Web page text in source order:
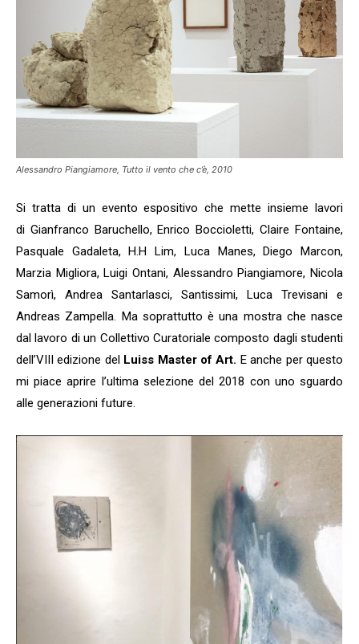
Alessandro Piangiamore, Tutto il vento che c’è, 2010
Si tratta di un evento espositivo che mette insieme lavori
di Gianfranco Baruchello, Enrico Boccioletti, Claire Fontaine,
Pasquale Gadaleta, H.H Lim, Luca Manes, Diego Marcon,
Marzia Migliora, Luigi Ontani, Alessandro Piangiamore, Nicola
Samorì, Andrea Santarlasci, Santissimi, Luca Trevisani e
Andreas Zampella. Ma soprattutto è una mostra che nasce
dal lavoro di un Collettivo Curatoriale composto dagli studenti
dell’VIII edizione del Luiss Master of Art. E anche per questo
mi piace aprire l’ultima selezione del 2018 con uno sguardo
alle generazioni future.